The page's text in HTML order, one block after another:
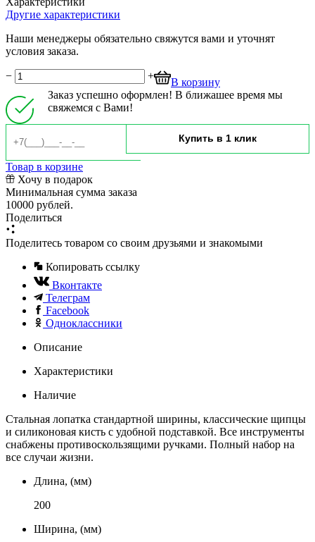
Другие характеристики
Наши менеджеры обязательно свяжутся вами и уточнят
условия заказа.
− +
В корзину
Заказ успешно оформлен! В ближашее время мы
свяжемся с Вами!
Товар в корзине
Хочу в подарок
Минимальная сумма заказа
10000 рублей.
Поделиться
Поделитесь товаром со своим друзьями и знакомыми
Копировать ссылку
Вконтакте
Телеграм
Facebook
Одноклассники
Описание
Характеристики
Наличие
Стальная лопатка стандартной ширины, классические щипцы
и силиконовая кисть с удобной подставкой. Все инструменты
снабжены противоскользящими ручками. Полный набор на
все случаи жизни.
Длина, (мм)
200
Ширина, (мм)